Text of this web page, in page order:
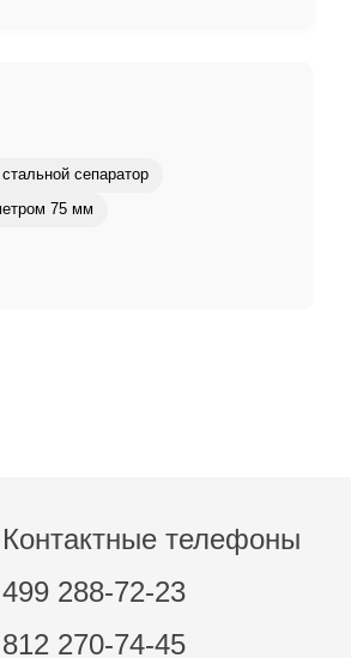
стальной сепаратор
75 мм
Контактные телефоны
499 288-72-23
812 270-74-45